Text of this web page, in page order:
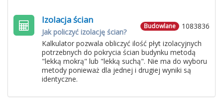
1083836
Budowlane
Izolacja ścian
Jak policzyć izolację ścian?
Kalkulator pozwala obliczyć ilość płyt izolacyjnych
potrzebnych do pokrycia ścian budynku metodą
"lekką mokrą" lub "lekką suchą". Nie ma do wyboru
metody ponieważ dla jednej i drugiej wyniki są
identyczne.